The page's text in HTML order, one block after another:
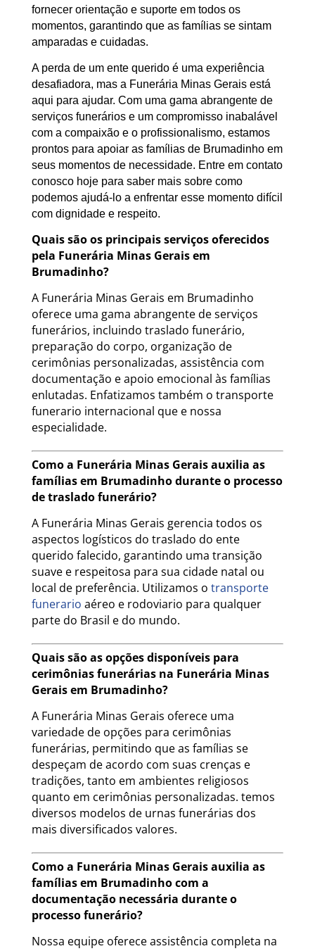
fornecer orientação e suporte em todos os
momentos, garantindo que as famílias se sintam
amparadas e cuidadas.
A perda de um ente querido é uma experiência
desafiadora, mas a Funerária Minas Gerais está
aqui para ajudar. Com uma gama abrangente de
serviços funerários e um compromisso inabalável
com a compaixão e o profissionalismo, estamos
prontos para apoiar as famílias de Brumadinho em
seus momentos de necessidade. Entre em contato
conosco hoje para saber mais sobre como
podemos ajudá-lo a enfrentar esse momento difícil
com dignidade e respeito.
Quais são os principais serviços oferecidos
pela Funerária Minas Gerais em
Brumadinho?
A Funerária Minas Gerais em Brumadinho
oferece uma gama abrangente de serviços
funerários, incluindo traslado funerário,
preparação do corpo, organização de
cerimônias personalizadas, assistência com
documentação e apoio emocional às famílias
enlutadas. Enfatizamos também o transporte
funerario internacional que e nossa
especialidade.
Como a Funerária Minas Gerais auxilia as
famílias em Brumadinho durante o processo
de traslado funerário?
A Funerária Minas Gerais gerencia todos os
aspectos logísticos do traslado do ente
querido falecido, garantindo uma transição
suave e respeitosa para sua cidade natal ou
local de preferência. Utilizamos o transporte
funerario aéreo e rodoviario para qualquer
parte do Brasil e do mundo.
Quais são as opções disponíveis para
cerimônias funerárias na Funerária Minas
Gerais em Brumadinho?
A Funerária Minas Gerais oferece uma
variedade de opções para cerimônias
funerárias, permitindo que as famílias se
despeçam de acordo com suas crenças e
tradições, tanto em ambientes religiosos
quanto em cerimônias personalizadas. temos
diversos modelos de urnas funerárias dos
mais diversificados valores.
Como a Funerária Minas Gerais auxilia as
famílias em Brumadinho com a
documentação necessária durante o
processo funerário?
Nossa equipe oferece assistência completa na